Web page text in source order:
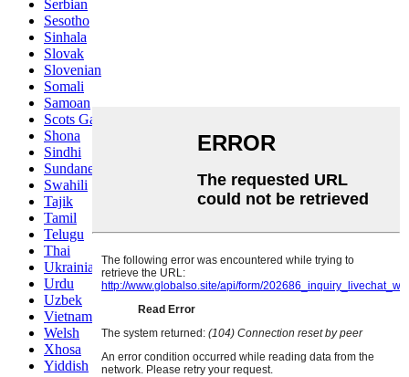
Serbian
Sesotho
Sinhala
Slovak
Slovenian
Somali
Samoan
Scots Gaelic
Shona
Sindhi
Sundanese
Swahili
Tajik
Tamil
Telugu
Thai
Ukrainian
Urdu
Uzbek
Vietnamese
Welsh
Xhosa
Yiddish